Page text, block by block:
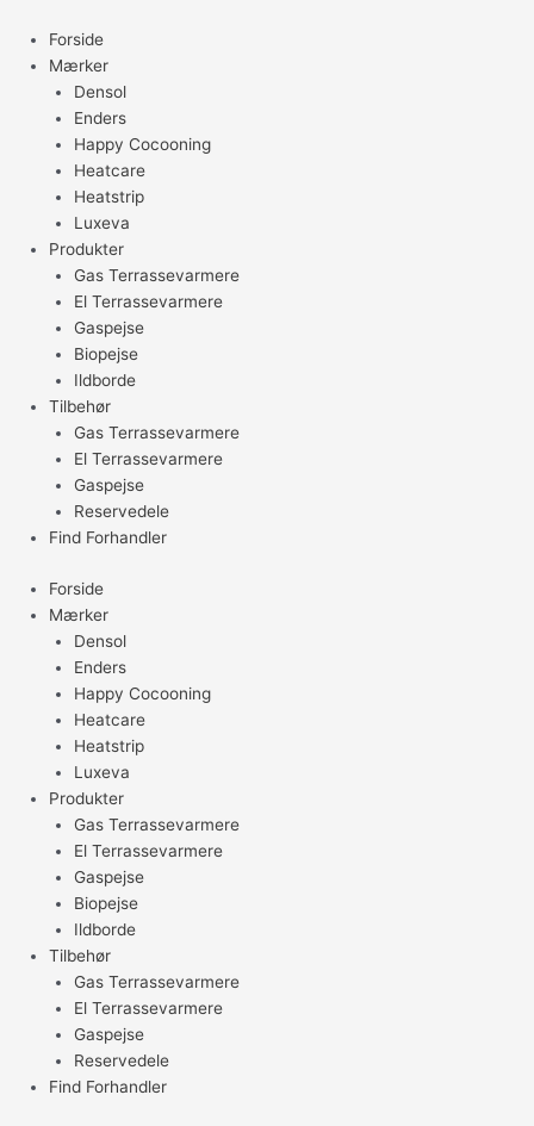
indholdet
Forside
Mærker
Densol
Enders
Happy Cocooning
Heatcare
Heatstrip
Luxeva
Produkter
Gas Terrassevarmere
El Terrassevarmere
Gaspejse
Biopejse
Ildborde
Tilbehør
Gas Terrassevarmere
El Terrassevarmere
Gaspejse
Reservedele
Find Forhandler
Forside
Mærker
Densol
Enders
Happy Cocooning
Heatcare
Heatstrip
Luxeva
Produkter
Gas Terrassevarmere
El Terrassevarmere
Gaspejse
Biopejse
Ildborde
Tilbehør
Gas Terrassevarmere
El Terrassevarmere
Gaspejse
Reservedele
Find Forhandler